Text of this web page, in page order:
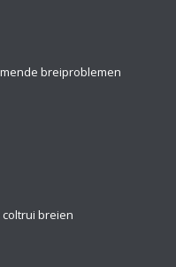
breiproblemen
breien